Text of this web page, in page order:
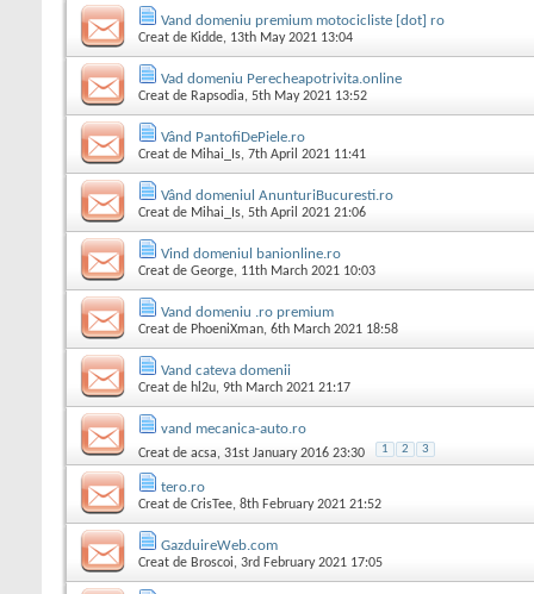
Vand domeniu premium motocicliste [dot] ro
Creat de Kidde, 13th May 2021 13:04
Vad domeniu Perecheapotrivita.online
Creat de Rapsodia, 5th May 2021 13:52
Vând PantofiDePiele.ro
Creat de Mihai_Is, 7th April 2021 11:41
Vând domeniul AnunturiBucuresti.ro
Creat de Mihai_Is, 5th April 2021 21:06
Vind domeniul banionline.ro
Creat de George, 11th March 2021 10:03
Vand domeniu .ro premium
Creat de PhoeniXman, 6th March 2021 18:58
Vand cateva domenii
Creat de hl2u, 9th March 2021 21:17
vand mecanica-auto.ro
Creat de acsa, 31st January 2016 23:30 1 2 3
tero.ro
Creat de CrisTee, 8th February 2021 21:52
GazduireWeb.com
Creat de Broscoi, 3rd February 2021 17:05